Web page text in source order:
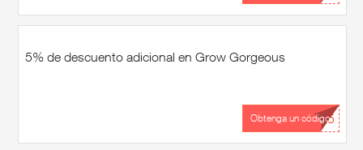
5% de descuento adicional en Grow Gorgeous
...R5
Obtenga un código